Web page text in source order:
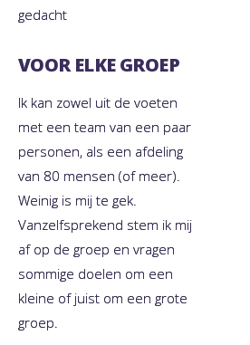
gedacht
VOOR ELKE GROEP
Ik kan zowel uit de voeten
met een team van een paar
personen, als een afdeling
van 80 mensen (of meer).
Weinig is mij te gek.
Vanzelfsprekend stem ik mij
af op de groep en vragen
sommige doelen om een
kleine of juist om een grote
groep.